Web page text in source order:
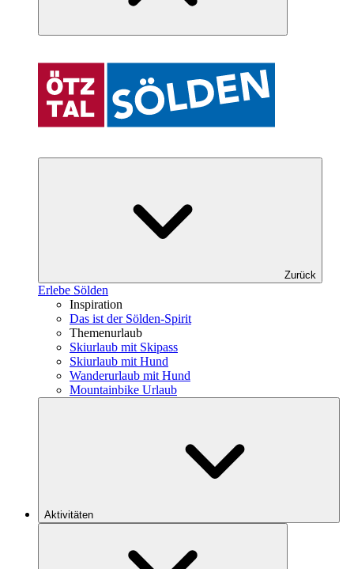
Zurück
Erlebe Sölden
Inspiration
Das ist der Sölden-Spirit
Themenurlaub
Skiurlaub mit Skipass
Skiurlaub mit Hund
Wanderurlaub mit Hund
Mountainbike Urlaub
Aktivitäten